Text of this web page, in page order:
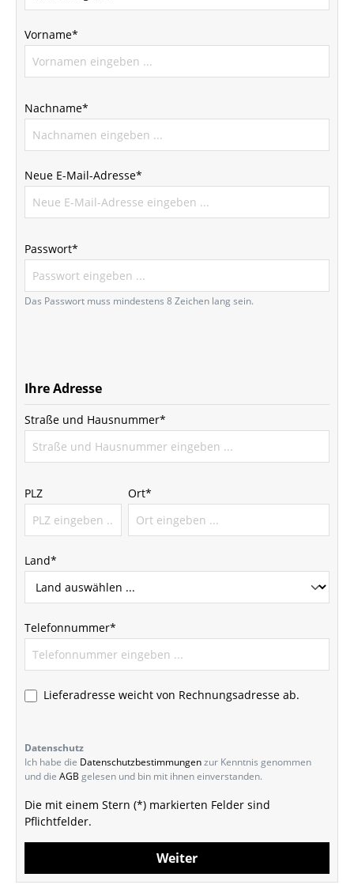
Vorname*
Nachname*
Neue E-Mail-Adresse*
Passwort*
Das Passwort muss mindestens 8 Zeichen lang sein.
Ihre Adresse
Straße und Hausnummer*
PLZ Ort*
Land*
Telefonnummer*
Lieferadresse weicht von Rechnungsadresse ab.
Datenschutz
Ich habe die Datenschutzbestimmungenzur Kenntnis genommen
und die AGB gelesen und bin mit ihnen einverstanden.
Die mit einem Stern (*) markierten Felder sind
Pflichtfelder.
Weiter